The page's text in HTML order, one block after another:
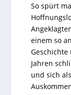
So spürt
einem so
Jahren
und sich